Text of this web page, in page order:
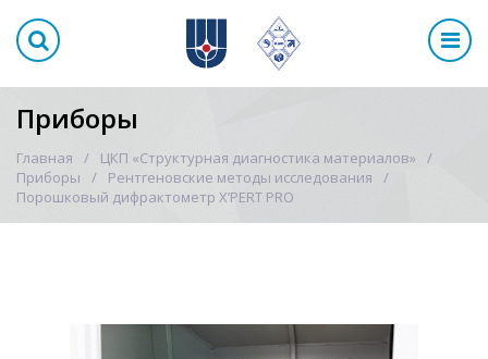
Приборы
Главная
ЦКП «Структурная диагностика материалов»
Приборы
Рентгеновские методы исследования
Порошковый дифрактометр X’PERT PRO